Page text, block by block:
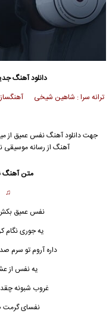
دانلود آهنگ
ترانه سرا : شاهین شیخی
جهت دانلود آهنگ نفس عمیق از
آهنگ از رسانه موسیقی
متن آهنگ
♫
نفس عمیق
یه جوری نگام
داره آروم تو سرم
یه نفس از
غروب شبونه
نفسای گرمت